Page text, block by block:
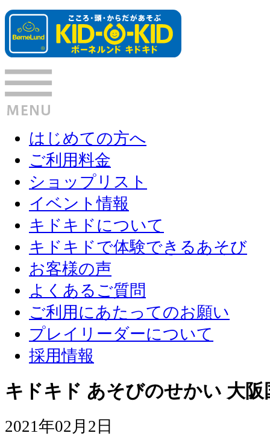
はじめての方へ
ご利用料金
ショップリスト
イベント情報
キドキドについて
キドキドで体験できるあそび
お客様の声
よくあるご質問
ご利用にあたってのお願い
プレイリーダーについて
採用情報
キドキド あそびのせかい 大
2021年02月2日